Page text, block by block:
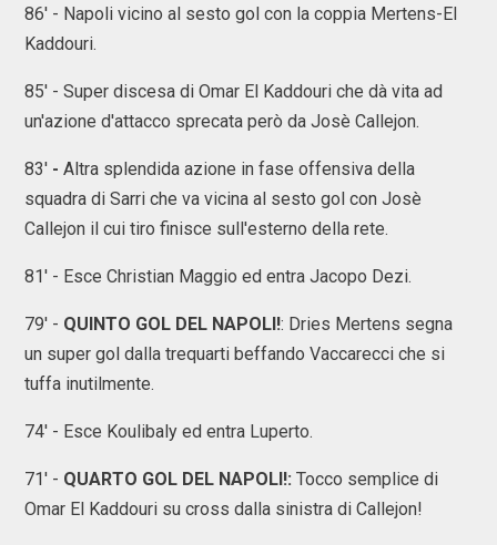
86' - Napoli vicino al sesto gol con la coppia Mertens-El
Kaddouri.
85' - Super discesa di Omar El Kaddouri che dà vita ad
un'azione d'attacco sprecata però da Josè Callejon.
83' - Altra splendida azione in fase offensiva della
squadra di Sarri che va vicina al sesto gol con Josè
Callejon il cui tiro finisce sull'esterno della rete.
81' - Esce Christian Maggio ed entra Jacopo Dezi.
79' - QUINTO GOL DEL NAPOLI!: Dries Mertens segna
un super gol dalla trequarti beffando Vaccarecci che si
tuffa inutilmente.
74' - Esce Koulibaly ed entra Luperto.
71' - QUARTO GOL DEL NAPOLI!: Tocco semplice di
Omar El Kaddouri su cross dalla sinistra di Callejon!